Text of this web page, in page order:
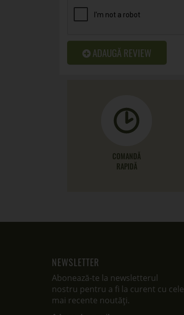
ADAUGĂ REVIEW
COMANDĂ
RAPIDĂ
NEWSLETTER
Abonează-te la newsletterul
nostru pentru a fi la curent cu cele
mai recente noutăți.